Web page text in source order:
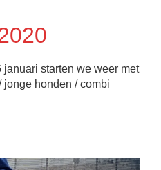
starten we weer met
jonge honden / combi